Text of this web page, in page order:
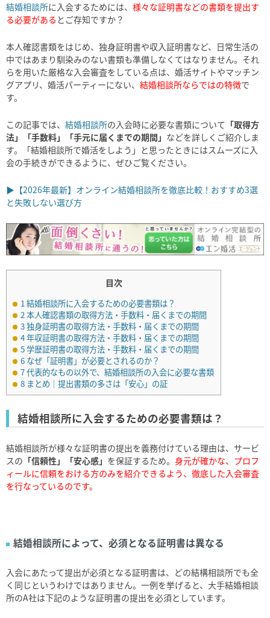
結婚相談所に入会するためには、 様々な証明書などの書類を提出す
る必要がある とご存知ですか？
本人確認書類をはじめ、独身証明書や収入証明書など、日常生活の
中ではあまり馴染みのない書類も準備しなくてはなりません。それ
らを用いた厳格な入会審査をしている点は、婚活サイトやマッチン
グアプリ、婚活パーティーにない、 結婚相談所ならではの特徴で
す。
この記事では、 結婚相談所の入会時に必要な書類について 「取得方
法」「手数料」「手元に届くまでの期間」 などを詳しくご紹介しま
す。「結婚相談所で婚活をしよう」と思ったときにはスムーズに入
会の手続きができるように、ぜひご覧ください。
▶【2026年最新】オンライン結婚相談所を徹底比較！おすすめ3選
と失敗しない選び方
目次
1 結婚相談所に入会するための必要書類は？
2本人確認書類の取得方法・手数料・届くまでの期間
3独身証明書の取得方法・手数料・届くまでの期間
4年収証明書の取得方法・手数料・届くまでの期間
5学歴証明書の取得方法・手数料・届くまでの期間
6 なぜ「証明書」が必要とされるのか？
7代表的なもの以外で、結婚相談所の入会に必要な書類
8 まとめ│提出書類の多さは「安心」の証
結婚相談所に入会するための必要書類は？
結婚相談所が様々な証明書の提出を義務付けている理由は、サービ
スの 「信頼性」「安心感」 を保証するため。 身元が確かな、プロフ
ィールに信頼をおける方のみを紹介できるよう、徹底した入会審査
を行なっているのです。
結婚相談所によって、必須となる証明書は異なる
入会にあたって提出が必須となる証明書は、どの結構相談所でも全
く同じというわけではありません。一例を挙げると、大手結婚相談
所のA社は下記のような証明書の提出を必須としています。